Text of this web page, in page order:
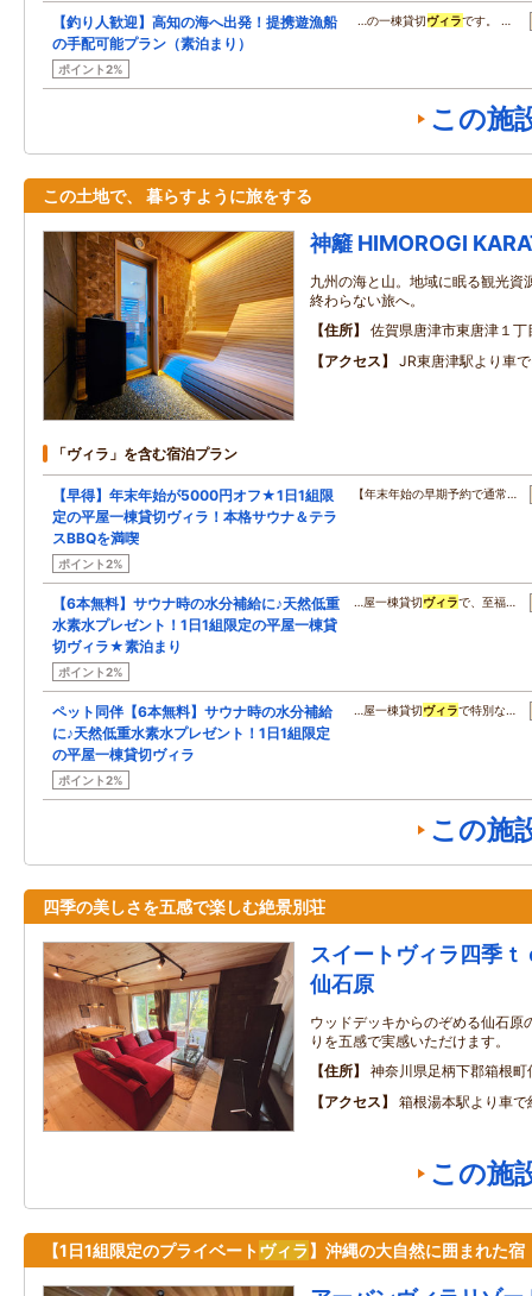
【釣り人歓迎】高知の海へ出発！提携遊漁船
の手配可能プラン（素泊まり）
ポイント2%
…の一棟貸切ヴィラです。 …
この施
この土地で、 暮らすように旅をする
神籬 HIMOROGI
九州の海と山。地域に眠る観光資
終わらない旅へ。
住所
佐賀県唐津市東唐津１丁
アクセス
JR東唐津駅より車
「ヴィラ」を含む宿泊プラン
【早得】年末年始が5000円オフ★1日1組限
定の平屋一棟貸切ヴィラ！本格サウナ＆テラ
スBBQを満喫
ポイント2%
【年末年始の早期予約で通常…
【6本無料】サウナ時の水分補給に♪天然低重
水素水プレゼント！1日1組限定の平屋一棟貸
切ヴィラ★素泊まり
ポイント2%
…屋一棟貸切ヴィラで、至福…
ペット同伴【6本無料】サウナ時の水分補給
に♪天然低重水素水プレゼント！1日1組限定
の平屋一棟貸切ヴィラ
ポイント2%
…屋一棟貸切ヴィラで特別な…
この施
四季の美しさを五感で楽しむ絶景別荘
スイートヴィラ四季
仙石原
ウッドデッキからのぞめる仙石原
りを五感で実感いただけます。
住所
神奈川県足柄下郡箱根
アクセス
箱根湯本駅より車
この施
【1日1組限定のプライベートヴィラ】沖縄の大自然に囲まれた宿